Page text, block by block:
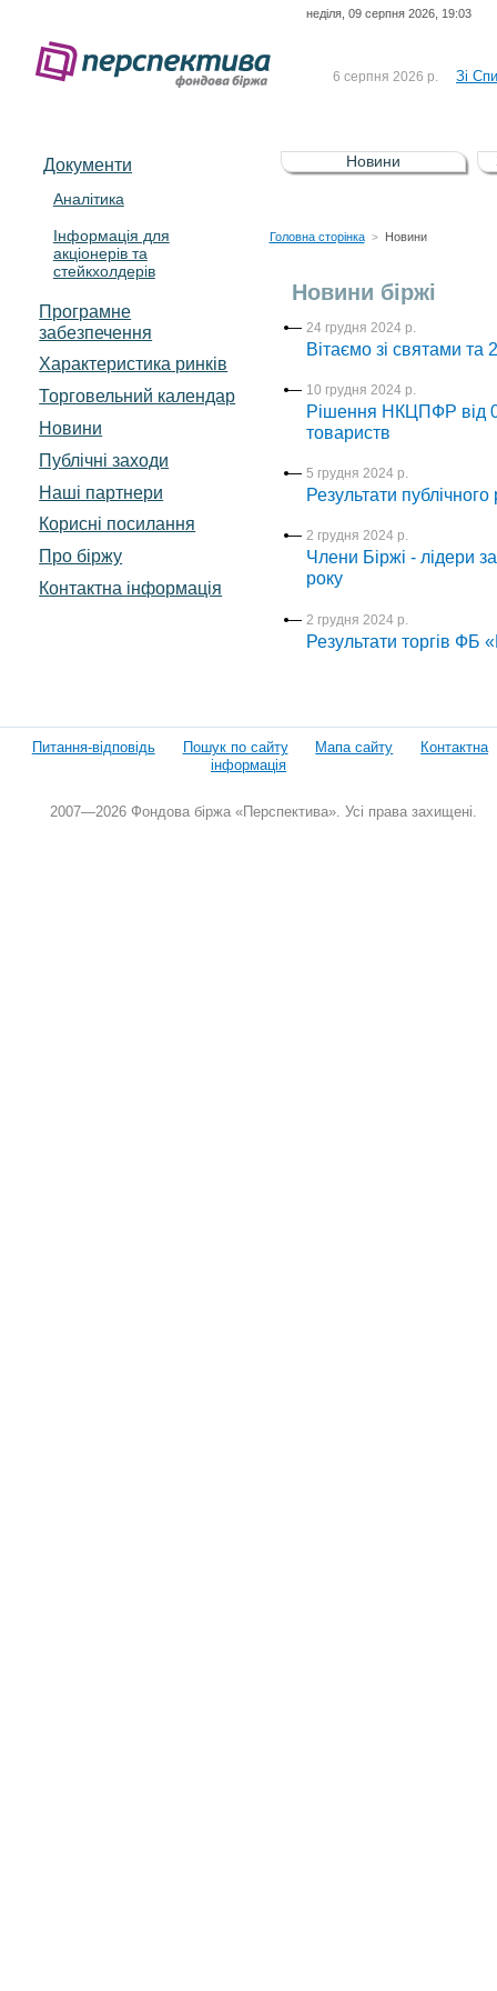
неділя, 09 серпня 2026, 19:03
6 серпня 2026 р. Зі
5 серпня 2026 р.
Зі
UA4000232607)
4 серпня 2026 р.
Документи
Аналітика
Інформація для
акціонерів та
стейкхолдерів
Програмне
забезпечення
Характеристика pинків
Торговельний календар
Новини
Публічні заходи
Наші партнери
Корисні посилання
Про біржу
Контактна інформація
Новини
Головна сторінка > Новини
Новини біржі
24 грудня 2024 р.
Вітаємо зі святами та
10 грудня 2024 р.
Рішення НКЦПФР від
товариств
5 грудня 2024 р.
Результати
2 грудня 2024 р.
Члени Біржі - лідери
року
2 грудня 2024 р.
Результати торгів ФБ
Питання-відповідь Пошук по сайту Мапа сайту
Контактна
інформація
2007—2026 Фондова біржа «Перспектива». Усі права захищені.